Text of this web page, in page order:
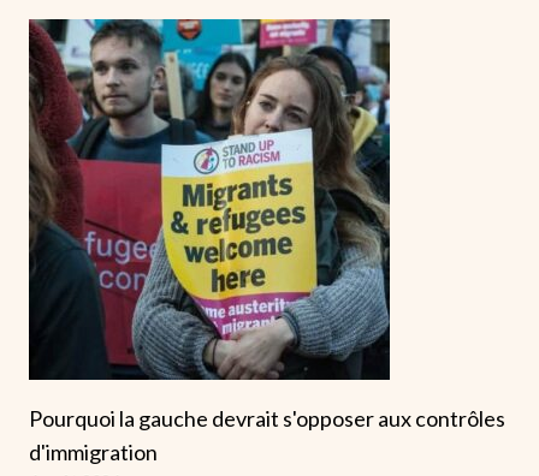
Pourquoi la gauche devrait s'opposer aux contrôles
d'immigration